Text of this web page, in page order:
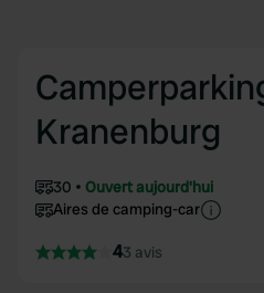
Kranenburg
30
Ouvert aujourd'hui
Aires de camping-car
43 avis